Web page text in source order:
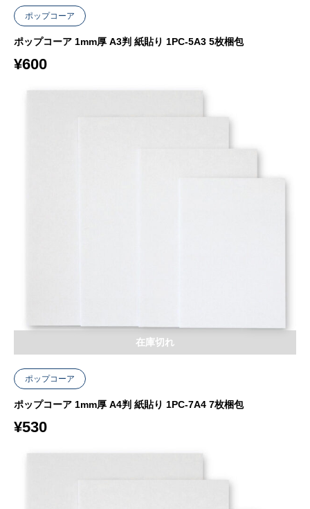
ポップコーア
ポップコーア 1mm厚 A3判 紙貼り 1PC-5A3 5枚梱包
¥600
ポップコーア
ポップコーア 1mm厚 A4判 紙貼り 1PC-7A4 7枚梱包
¥530
在庫切れ